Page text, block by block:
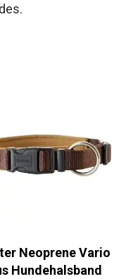
Neoprene Vario
Hundehalsband